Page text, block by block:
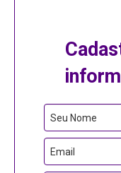
Phone
Number
Seu Nome
Email